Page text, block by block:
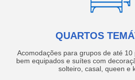
QUARTOS
Acomodações para grupos de até
bem equipados e suítes com
solteiro, casal, queen e